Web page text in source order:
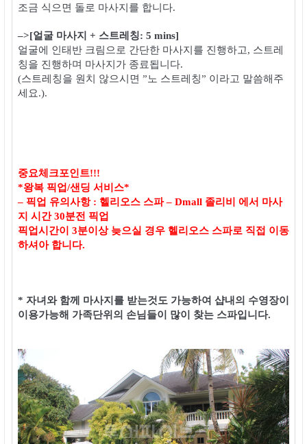
조금 식으면 돌로 마사지를 합니다.
–>[얼굴 마사지 + 스트레칭: 5 mins]
얼굴에 인태반 크림으로 간단한 마사지를 진행하고, 스트레
칭을 진행하며 마사지가 종료됩니다.
(스트레칭을 원치 않으시면 ”노 스트레칭” 이라고 말씀해주
세요.).
중요체크포인트!!!
*왕복 픽업/샌딩 서비스*
– 픽업 유의사항 : 헬리오스 스파 – Dmall 졸리비 에서 마사
지 시간 30분전 픽업
픽업시간이 3분이상 늦으실 경우 헬리오스 스파로 직접 이동
하셔아 합니다.
* 자녀와 함께 마사지를 받는것도 가능하여 샵내의 수영장이
이용가능해 가족단위의 손님들이 많이 찾는 스파입니다.